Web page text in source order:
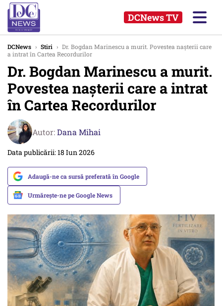
DCNews TV
DCNews › Stiri › Dr. Bogdan Marinescu a murit. Povestea nașterii care
a intrat în Cartea Recordurilor
Dr. Bogdan Marinescu a murit.
Povestea nașterii care a intrat
în Cartea Recordurilor
Autor:Dana Mihai
Data publicării: 18 Iun 2026
Adaugă-ne ca sursă preferată în Google
Urmărește-ne pe Google News